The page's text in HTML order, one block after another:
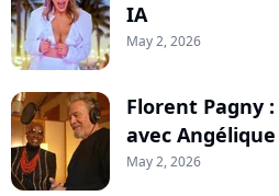
IA
May 2, 2026
Florent Pagny
avec
May 2, 2026